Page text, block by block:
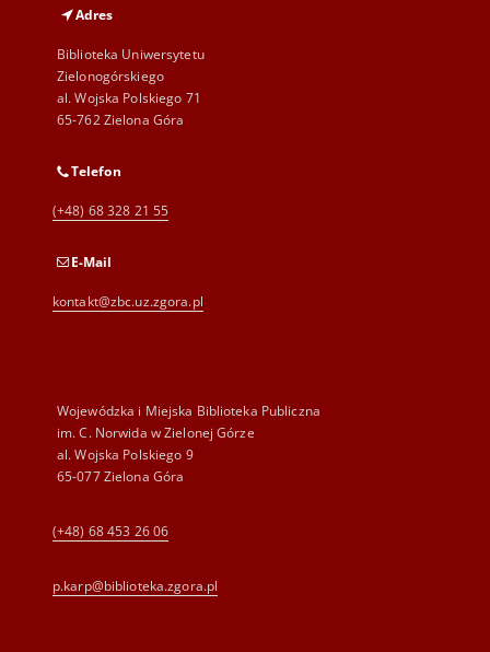
Adres
Biblioteka Uniwersytetu
Zielonogórskiego
al. Wojska Polskiego 71
65-762 Zielona Góra
Telefon
(+48) 68 328 21 55
E-Mail
kontakt@zbc.uz.zgora.pl
Wojewódzka i Miejska Biblioteka Publiczna
im. C. Norwida w Zielonej Górze
al. Wojska Polskiego 9
65-077 Zielona Góra
(+48) 68 453 26 06
p.karp@biblioteka.zgora.pl